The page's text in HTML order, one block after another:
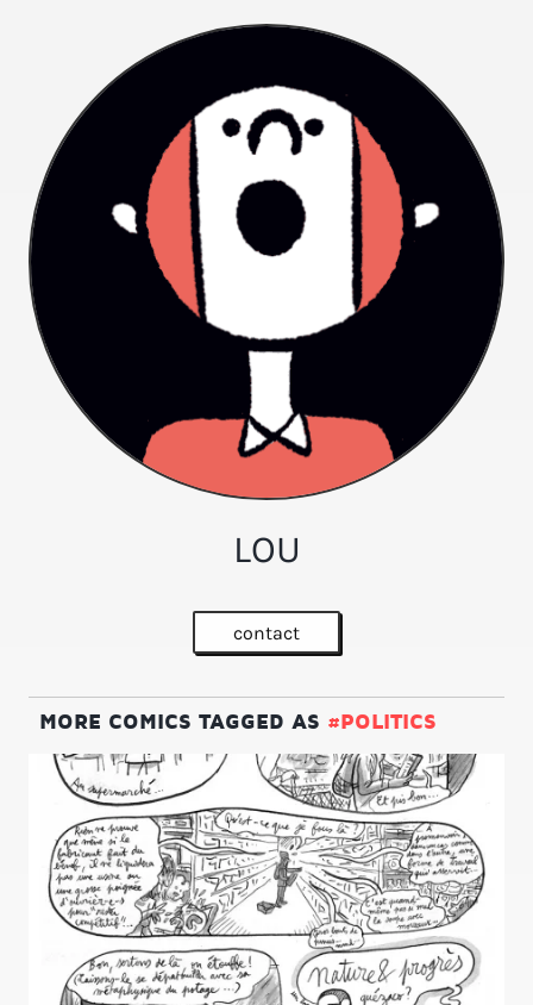
LOU
contact
MORE COMICS TAGGED AS #POLITICS